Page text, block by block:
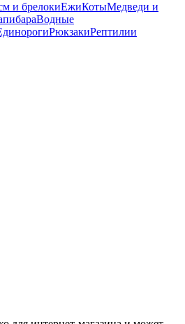
и брелокиЕжиКотыМедведи и
Водные
РюкзакиРептилии